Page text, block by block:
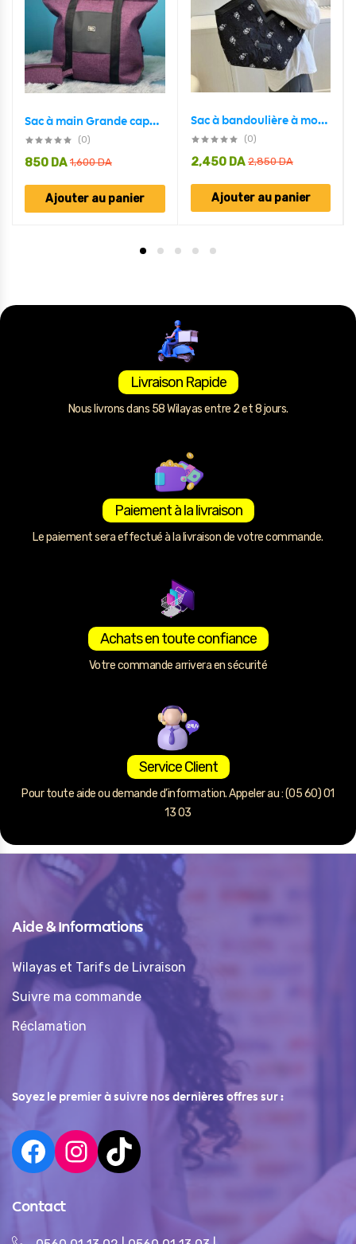
Sac à main Grande capacité avec un portefeuille pour femme
(0)
1,600DA
850 DA
Ajouter au panier
Sac à bandoulière à motif floral avec motif de patch de lettre
(0)
2,850DA
2,450 DA
Ajouter au panier
Livraison Rapide
Nous livrons dans 58 Wilayas entre 2 et 8 jours.
Paiement à la livraison
Le paiement sera effectué à la livraison de votre commande.
Achats en toute confiance
Votre commande arrivera en sécurité
Service Client
Pour toute aide ou demande d’information. Appeler au : (05 60) 01
13 03
Aide & Informations
Wilayas et Tarifs de Livraison
Suivre ma commande
Réclamation
Soyez le premier à suivre nos dernières offres sur :
Contact